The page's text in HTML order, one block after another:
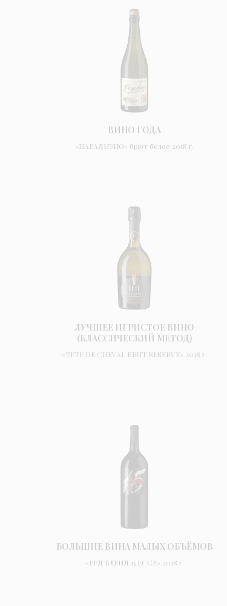
ВИНО ГОДА
«ПАРАДИЗИО» брют белое 2018 г.
ЛУЧШЕЕ ИГРИСТОЕ ВИНО
(КЛАССИЧЕСКИЙ МЕТОД)
«TETE DE CHEVAL BRUT RESERVE» 2018 г.
БОЛЬШИЕ ВИНА МАЛЫХ ОБЪЁМОВ
«РЕД БЛЕНД 15 ЕССЕ» 2018 г.